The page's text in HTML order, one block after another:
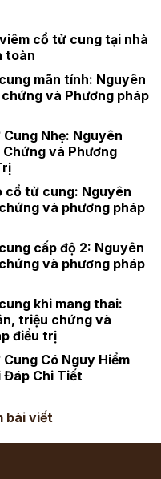
cổ tử cung tại nhà
toàn
mãn tính: Nguyên
và Phương pháp
Nhẹ: Nguyên
Chứng và Phương
cổ tử cung: Nguyên
và phương pháp
cấp độ 2: Nguyên
và phương pháp
khi mang thai:
triệu chứng và
điều trị
Có Nguy Hiểm
Đáp Chi Tiết
bài viết